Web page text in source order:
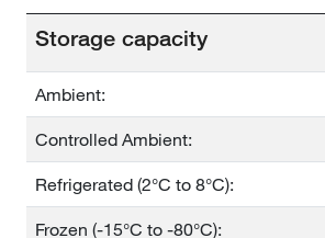
Storage capacity
Ambient:
Controlled Ambient:
Refrigerated (2°C to 8°C):
Frozen (-15°C to -80°C):